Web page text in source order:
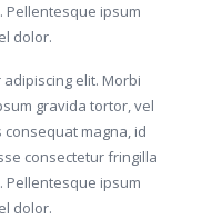
Pellentesque ipsum
dolor.
elit. Morbi
gravida tortor, vel
magna, id
consectetur fringilla
Pellentesque ipsum
dolor.